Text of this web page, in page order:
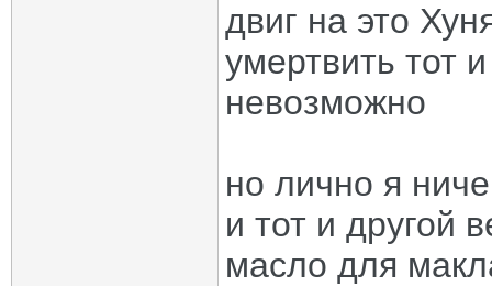
двиг на это
умертвить тот
невозможно
но лично я
и тот и другой
масло для